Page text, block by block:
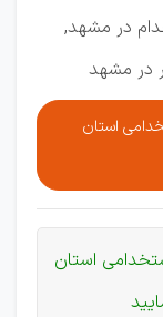
در مشهد,
در مشهد
استان
استان